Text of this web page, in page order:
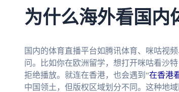
为什么海外看国内
国内的体育直播平台如腾讯体育、咪咕视
问。比如你在欧洲留学，想打开咪咕看沙
拒绝播放。就连在香港，也会遇到“在香港
中国领土，但版权区域划分不同。这种地